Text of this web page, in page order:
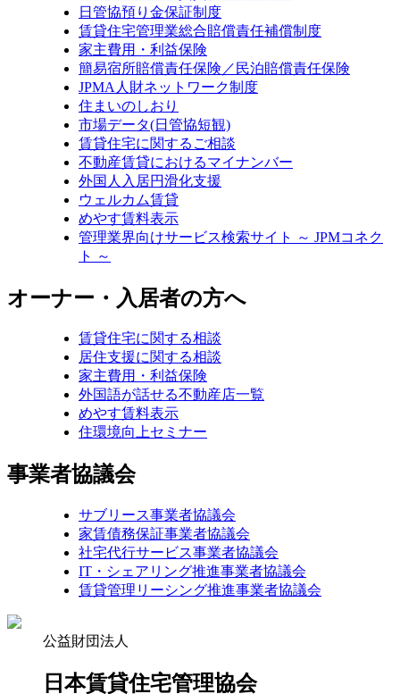
日管協預り金保証制度
賃貸住宅管理業総合賠償責任補償制度
家主費用・利益保険
簡易宿所賠償責任保険／民泊賠償責任保険
JPMA人財ネットワーク制度
住まいのしおり
市場データ(日管協短観)
賃貸住宅に関するご相談
不動産賃貸におけるマイナンバー
外国人入居円滑化支援
ウェルカム賃貸
めやす賃料表示
管理業界向けサービス検索サイト ～ JPMコネク
ト ～
オーナー・入居者の方へ
賃貸住宅に関する相談
居住支援に関する相談
家主費用・利益保険
外国語が話せる不動産店一覧
めやす賃料表示
住環境向上セミナー
事業者協議会
サブリース事業者協議会
家賃債務保証事業者協議会
社宅代行サービス事業者協議会
IT・シェアリング推進事業者協議会
賃貸管理リーシング推進事業者協議会
公益財団法人
日本賃貸住宅管理協会